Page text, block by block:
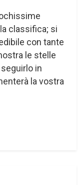
classifica; si
con tante
le stelle
in
la vostra